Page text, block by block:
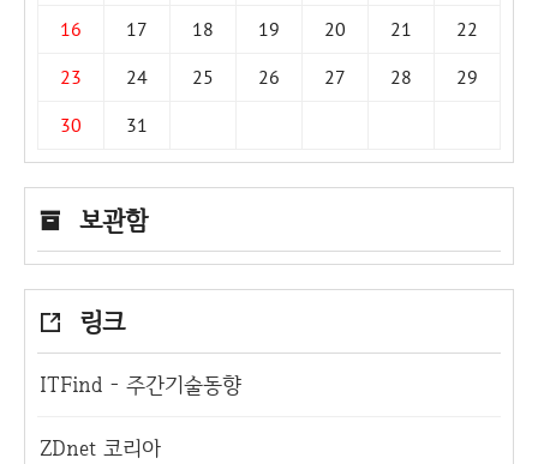
16
17 18 19 20 21
22
23
24 25 26 27 28
29
30
31
보관함
링크
ITFind - 주간기술동향
ZDnet 코리아